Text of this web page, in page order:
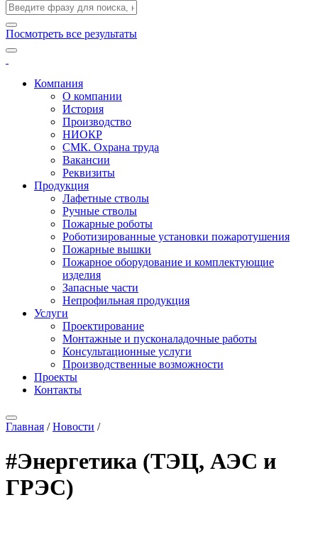
Посмотреть все результаты
Компания
О компании
История
Производство
НИОКР
СМК. Охрана труда
Вакансии
Реквизиты
Продукция
Лафетные стволы
Ручные стволы
Пожарные роботы
Роботизированные установки пожаротушения
Пожарные вышки
Пожарное оборудование и комплектующие
изделия
Запасные части
Непрофильная продукция
Услуги
Проектирование
Монтажные и пусконаладочные работы
Консультационные услуги
Производственные возможности
Проекты
Контакты
Главная /Новости /
#Энергетика (ТЭЦ, АЭС и
ГРЭС)